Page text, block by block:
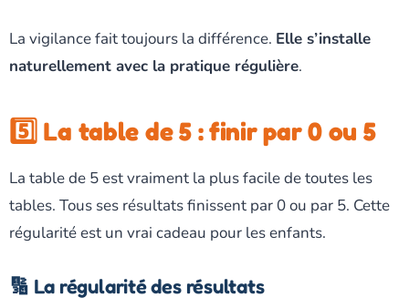
La vigilance fait toujours la différence. Elle s’installe
naturellement avec la pratique régulière.
5️⃣ La table de 5 : finir par 0 ou 5
La table de 5 est vraiment la plus facile de toutes les
tables. Tous ses résultats finissent par 0 ou par 5. Cette
régularité est un vrai cadeau pour les enfants.
🔢 La régularité des résultats